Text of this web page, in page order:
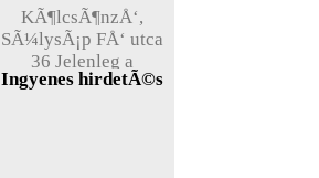
SÃ¼lysÃ¡p FÅ‘ utca
36 Jelenleg a
weboldal teszt
Ã¼zemmÃ³dban
Ingyenes hirdetÃ©s